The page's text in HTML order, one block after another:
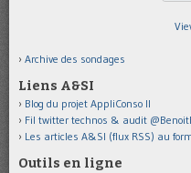
Archive des sondages
Liens A&SI
Blog du projet AppliConso II
Fil twitter technos & audit
Les articles A&SI (flux RSS) au
Outils en ligne